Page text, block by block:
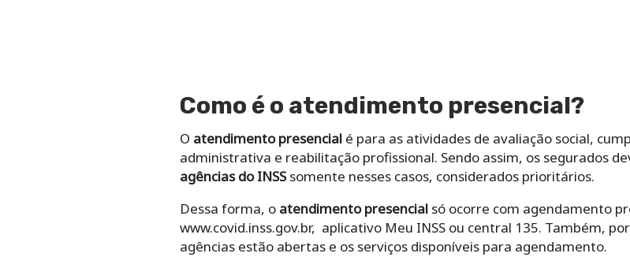
Como é o atendimento presencial?
O atendimento presencialé para as atividades de avaliação social,
administrativa e reabilitação profissional. Sendo assim, os segurados
agências do INSSsomente nesses casos, considerados prioritários.
Dessa forma, o atendimento presencialsó ocorre com agendamento
www.covid.inss.gov.br, aplicativo Meu INSS ou central 135. Também,
agências estão abertas e os serviços disponíveis para agendamento.